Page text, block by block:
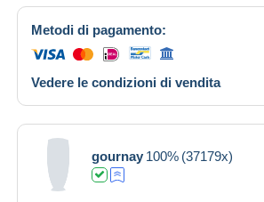
Metodi di pagamento:
Vedere le condizioni di vendita
gournay 100% (37179x)